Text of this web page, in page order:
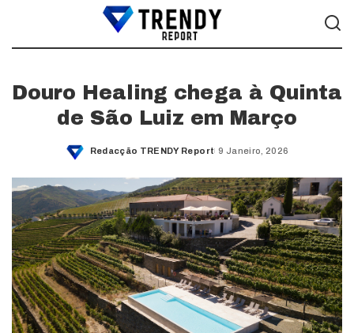
Douro Healing chega à Quinta
de São Luiz em Março
Posted
Redacção TRENDY Report 9 Janeiro, 2026